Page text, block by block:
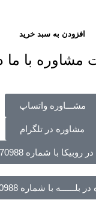
افزودن به سبد خرید
مشاوره با ما
مشـــاوره واتساپ
مشاوره در تلگرام
با شماره 09128870988
با شماره 09128870988